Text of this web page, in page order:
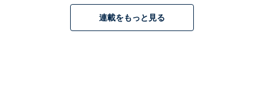
連載をもっと見る